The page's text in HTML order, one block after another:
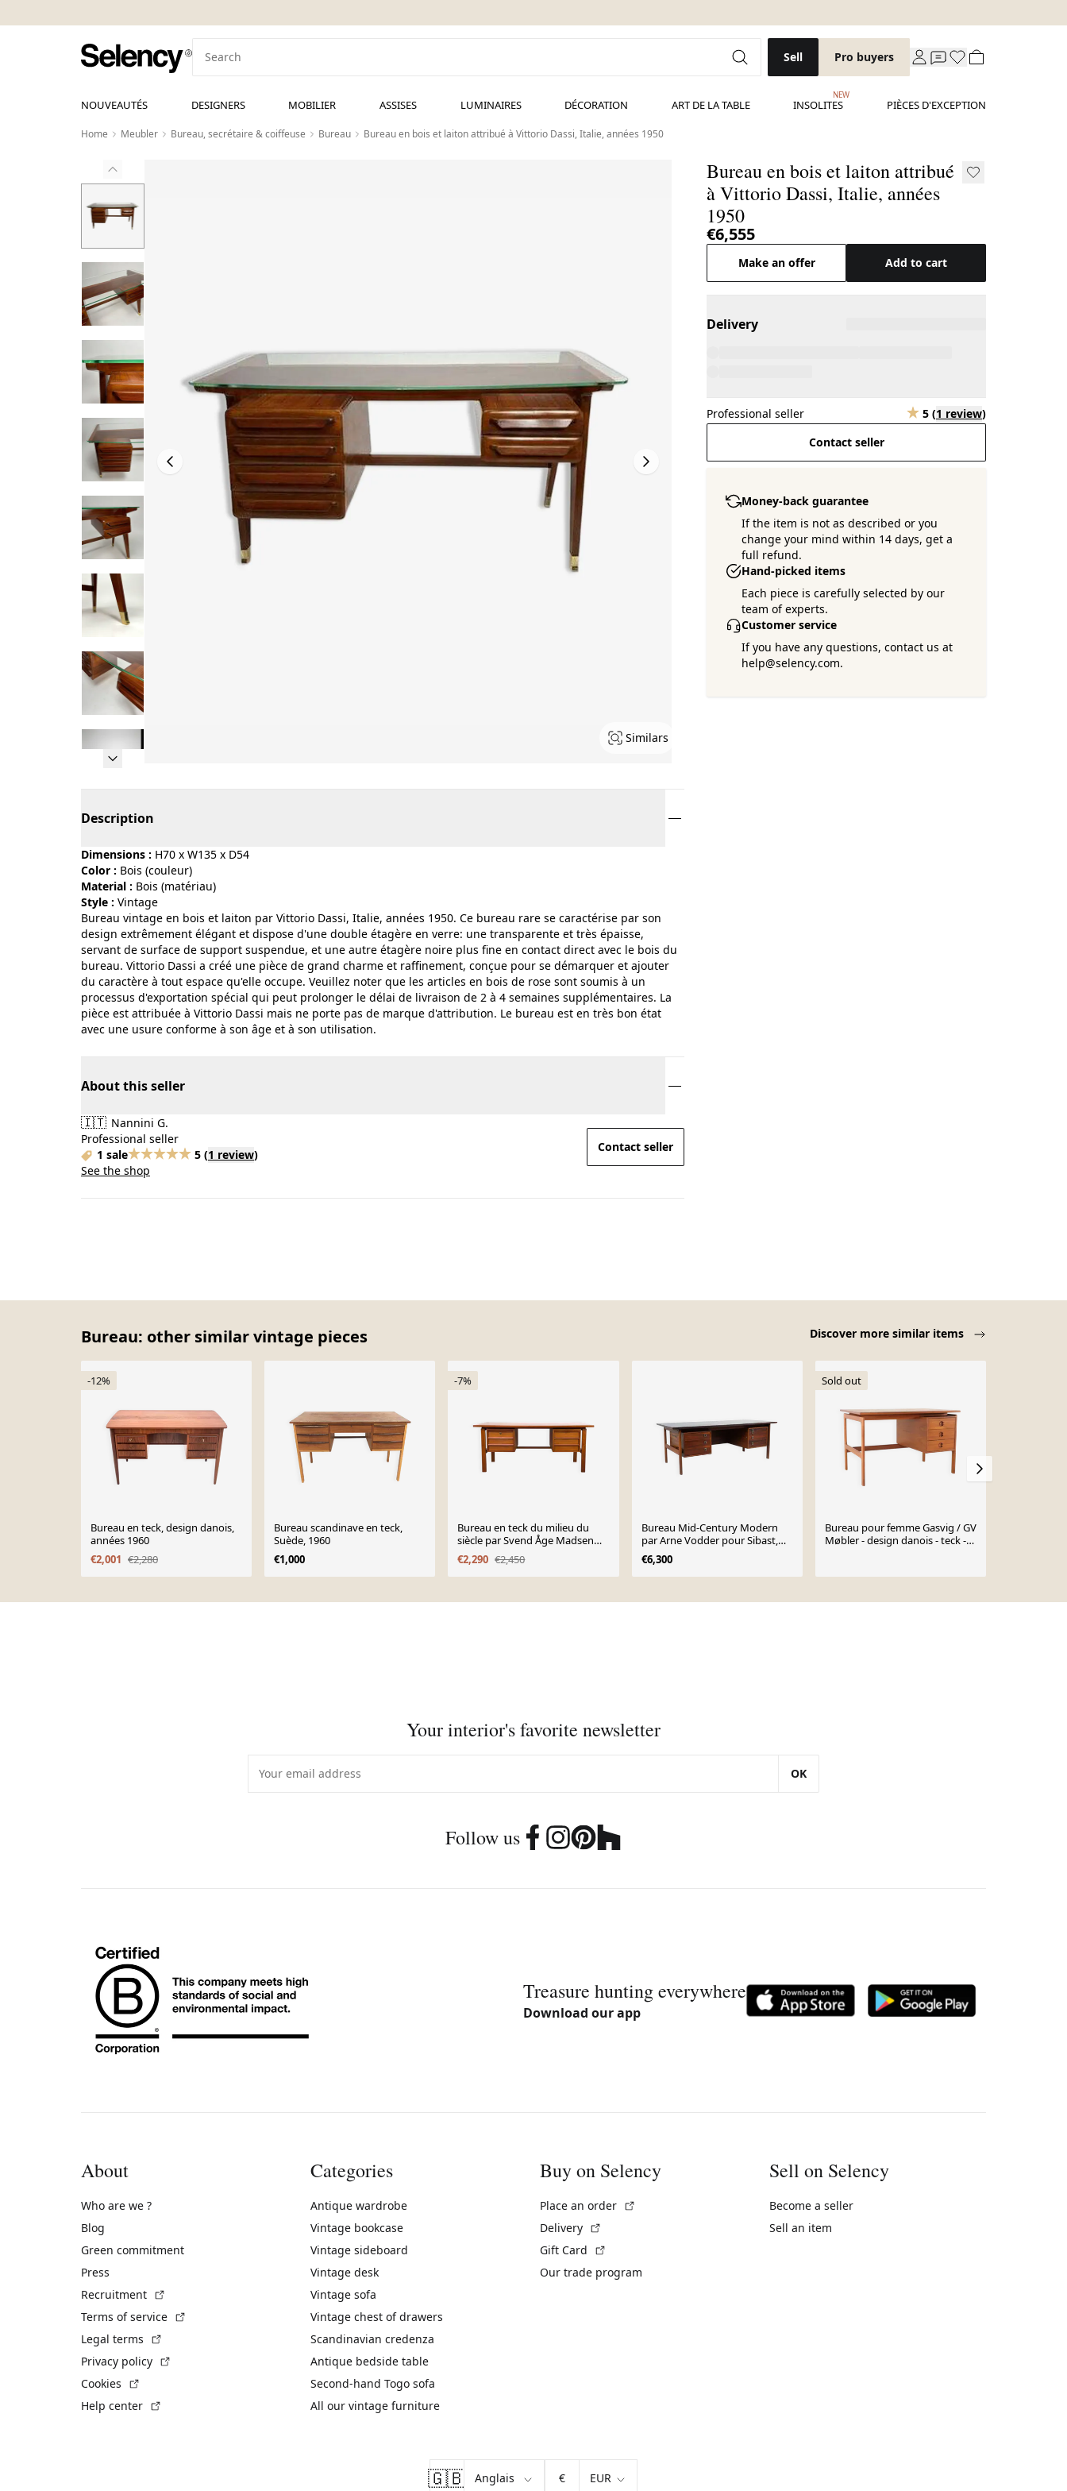
Sell Pro buyers
NOUVEAUTÉS DESIGNERS MOBILIER ASSISES LUMINAIRES DÉCORATION ART DE LA TABLE INSOLITES
NEW
PIÈCES D'EXCEPTION
Home Meubler Bureau, secrétaire & coiffeuse Bureau Bureau en bois et laiton attribué à Vittorio Dassi, Italie, années 1950
Similars
Bureau en bois et laiton attribué
à Vittorio Dassi, Italie, années
1950
€6,555
Make an offer Add to cart
Delivery
Professional seller 5 (1 review)
Contact seller
Money-back guarantee
If the item is not as described or you
change your mind within 14 days, get a
full refund.
Hand-picked items
Each piece is carefully selected by our
team of experts.
Customer service
If you have any questions, contact us at
help@selency.com.
Description
Dimensions : H70 x W135 x D54
Color :
bois (couleur)
Material :
bois (matériau)
Style :
vintage
Bureau vintage en bois et laiton par Vittorio Dassi, Italie, années 1950. Ce bureau rare se caractérise par son
design extrêmement élégant et dispose d'une double étagère en verre: une transparente et très épaisse,
servant de surface de support suspendue, et une autre étagère noire plus fine en contact direct avec le bois du
bureau. Vittorio Dassi a créé une pièce de grand charme et raffinement, conçue pour se démarquer et ajouter
du caractère à tout espace qu'elle occupe. Veuillez noter que les articles en bois de rose sont soumis à un
processus d'exportation spécial qui peut prolonger le délai de livraison de 2 à 4 semaines supplémentaires. La
pièce est attribuée à Vittorio Dassi mais ne porte pas de marque d'attribution. Le bureau est en très bon état
avec une usure conforme à son âge et à son utilisation.
About this seller
🇮🇹 Nannini G.
Professional seller
1 sale
5 (1 review)
See the shop
Contact seller
Bureau: other similar vintage pieces Discover more similar items
-12%
Bureau en teck, design danois,
années 1960
€2,001 €2,280
Bureau scandinave en teck,
Suède, 1960
€1,000
-7%
Bureau en teck du milieu du
siècle par Svend Åge Madsen
pour Sigurd Hansen, années
1960.
€2,290 €2,450
Bureau Mid-Century Modern
par Arne Vodder pour Sibast,
Danemark, années 1960
€6,300
Sold out
Bureau pour femme Gasvig / GV
Møbler - design danois - teck -
Your interior's favorite newsletter
OK
Follow us
Treasure hunting everywhere
Download our app
About
Who are we ?
Blog
Green commitment
Press
Recruitment
Terms of service
Legal terms
Privacy policy
Cookies
Help center
Categories
Antique wardrobe
Vintage bookcase
Vintage sideboard
Vintage desk
Vintage sofa
Vintage chest of drawers
Scandinavian credenza
Antique bedside table
Second-hand Togo sofa
All our vintage furniture
Buy on Selency
Place an order
Delivery
Gift Card
Our trade program
Sell on Selency
Become a seller
Sell an item
🇬🇧 €